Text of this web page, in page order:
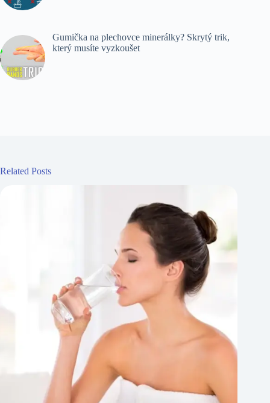
Gumička na plechovce minerálky? Skrytý trik,
který musíte vyzkoušet
Related Posts